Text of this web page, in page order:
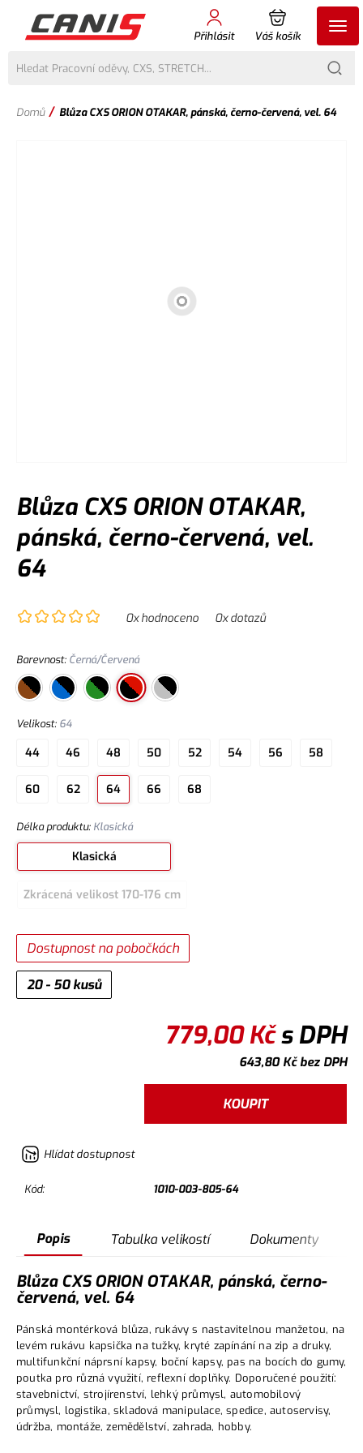
Přihlásit Váš košík
Domů / Blůza CXS ORION OTAKAR, pánská, černo-červená, vel. 64
Blůza CXS ORION OTAKAR,
pánská, černo-červená, vel.
64
0x hodnoceno 0x dotazů
Barevnost: Černá/Červená
Velikost: 64
44 46 48 50 52 54 56 58
60 62 64 66 68
Délka produktu: Klasická
Klasická
Zkrácená velikost 170-176 cm
20 - 50 kusů
Dostupnost na pobočkách
779,00Kčs DPH
643,80Kčbez DPH
KOUPIT
Hlídat dostupnost
Kód: 1010-003-805-64
Popis Tabulka velikostí Dokumenty
Blůza CXS ORION OTAKAR, pánská, černo-
červená, vel. 64
Pánská montérková blůza, rukávy s nastavitelnou manžetou, na
levém rukávu kapsička na tužky, kryté zapínání na zip a druky,
multifunkční náprsní kapsy, boční kapsy, pas na bocích do gumy,
poutka pro různá využití, reflexní doplňky. Doporučené použití:
stavebnictví, strojírenství, lehký průmysl, automobilový
průmysl, logistika, skladová manipulace, spedice, autoservisy,
údržba, montáže, zemědělství, zahrada, hobby.